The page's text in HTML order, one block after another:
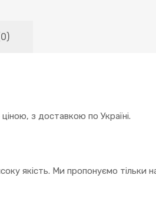
з доставкою по Україні.
якість. Ми пропонуємо тільки